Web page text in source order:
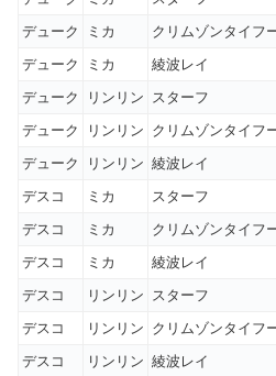
デューク
ミカ クリムゾンタイフ
デューク
ミカ 綾波レイ
デューク
リンリン スターフ
デューク
リンリン クリムゾンタイフ
デューク
リンリン 綾波レイ
デスコ
ミカ スターフ
デスコ
ミカ クリムゾンタイフ
デスコ
ミカ 綾波レイ
デスコ
リンリン スターフ
デスコ
リンリン クリムゾンタイフ
デスコ
リンリン 綾波レイ